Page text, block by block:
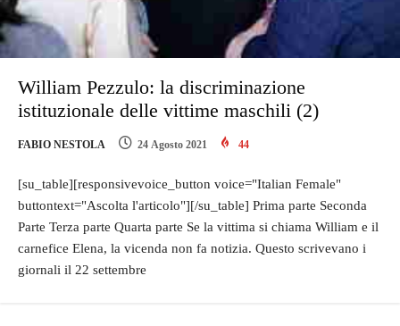
William Pezzulo: la discriminazione
istituzionale delle vittime maschili (2)
FABIO NESTOLA 24 Agosto 2021 44
[su_table][responsivevoice_button voice="Italian Female"
buttontext="Ascolta l'articolo"][/su_table] Prima parte Seconda
Parte Terza parte Quarta parte Se la vittima si chiama William e il
carnefice Elena, la vicenda non fa notizia. Questo scrivevano i
giornali il 22 settembre